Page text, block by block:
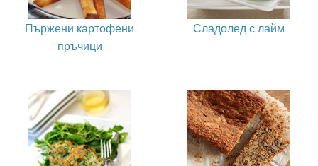
Пържени картофени
пръчици
Сладолед с лайм